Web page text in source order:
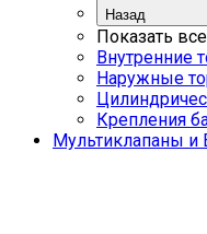
Назад
Показать все
Внутренние
Наружные
Крепления
Мультиклапаны и